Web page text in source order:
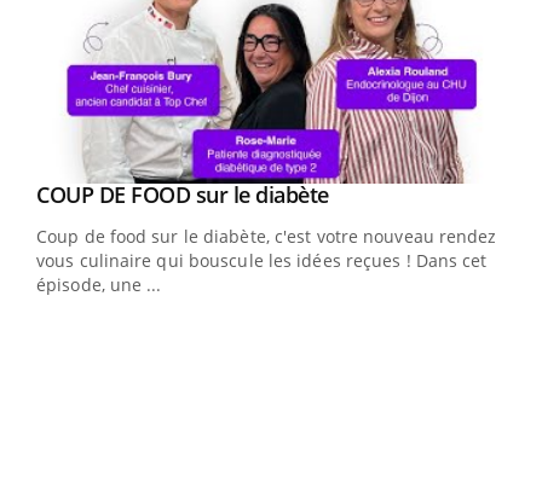
Youtube
COUP DE FOOD sur le diabèteYoutube
Coup de food sur le diabète, c'est votre nouveau rendez-
vous culinaire qui bouscule les idées reçues ! Dans cet
épisode, une ...